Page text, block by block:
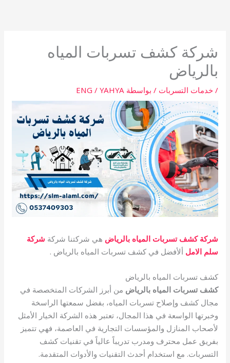
شركة كشف تسربات المياه
بالرياض
/خدمات التسربات / بواسطة ENG / YAHYA
شركة كشف تسربات المياه بالرياض هي شركتنا شركة شركة
سلم الامل ألأفضل في كشف تسربات المياه بالرياض .
كشف تسربات المياه بالرياض
كشف تسربات المياه بالرياض من أبرز الشركات المتخصصة في
مجال كشف وإصلاح تسربات المياه، بفضل سمعتها الراسخة
وخبرتها الواسعة في هذا المجال، تعتبر هذه الشركة الخيار الأمثل
لأصحاب المنازل والمؤسسات التجارية في العاصمة، فهي تتميز
بفريق عمل محترف ومدرب تدريباً عالياً في تقنيات كشف
التسربات. مع استخدام أحدث التقنيات والأدوات المتقدمة.